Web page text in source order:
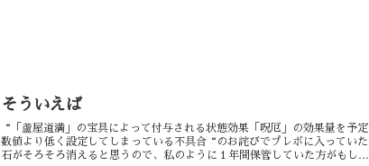
そういえば
“「蘆屋道満」の宝具によって付与される状態効果「呪厄」の効果量を予定
数値より低く設定してしまっている不具合“のお詫びでプレボに入っていた
石がそろそろ消えると思うので、私のように１年間保管していた方がもしい